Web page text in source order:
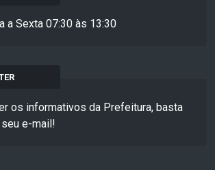
a Sexta 07:30 às 13:30
os informativos da Prefeitura, basta
seu e-mail!